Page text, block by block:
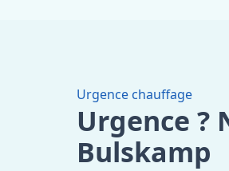
Urgence chauffage
Urgence ?
Bulskamp